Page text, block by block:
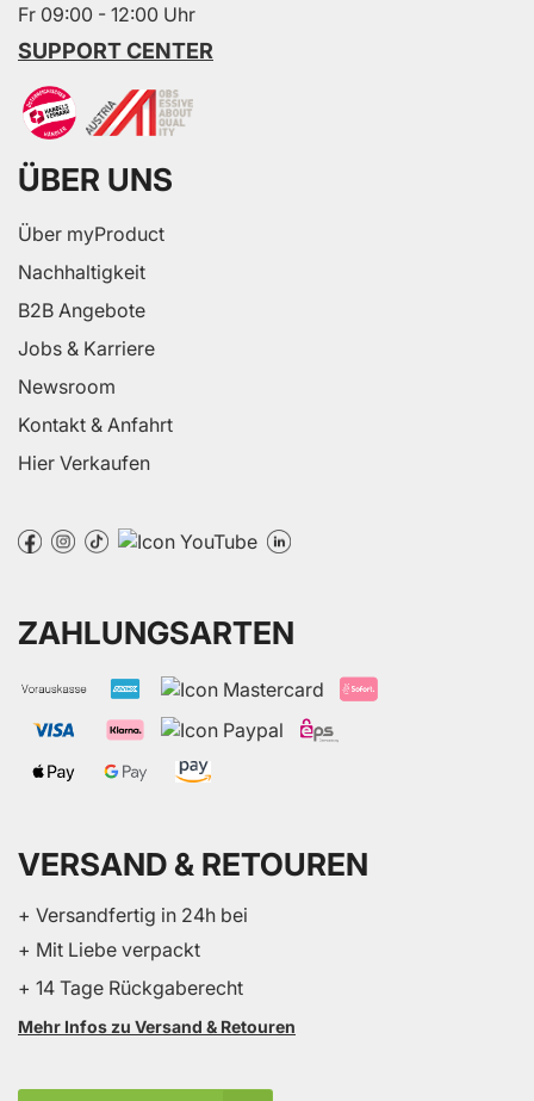
Fr 09:00 - 12:00 Uhr
SUPPORT CENTER
ÜBER UNS
Über myProduct
Nachhaltigkeit
B2B Angebote
Jobs & Karriere
Newsroom
Kontakt & Anfahrt
Hier Verkaufen
ZAHLUNGSARTEN
VERSAND & RETOUREN
+ Versandfertig in 24h bei
+ Mit Liebe verpackt
+ 14 Tage Rückgaberecht
Mehr Infos zu Versand & Retouren